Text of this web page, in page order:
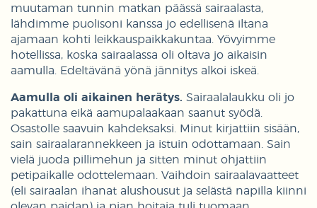
muutaman tunnin matkan päässä sairaalasta,
lähdimme puolisoni kanssa jo edellisenä iltana
ajamaan kohti leikkauspaikkakuntaa. Yövyimme
hotellissa, koska sairaalassa oli oltava jo aikaisin
aamulla. Edeltävänä yönä jännitys alkoi iskeä.
Aamulla oli aikainen herätys. Sairaalalaukku oli jo
pakattuna eikä aamupalaakaan saanut syödä.
Osastolle saavuin kahdeksaksi. Minut kirjattiin sisään,
sain sairaalarannekkeen ja istuin odottamaan. Sain
vielä juoda pillimehun ja sitten minut ohjattiin
petipaikalle odottelemaan. Vaihdoin sairaalavaatteet
(eli sairaalan ihanat alushousut ja selästä napilla kiinni